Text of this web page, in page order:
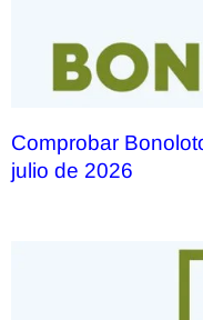
Comprobar
julio de 2026